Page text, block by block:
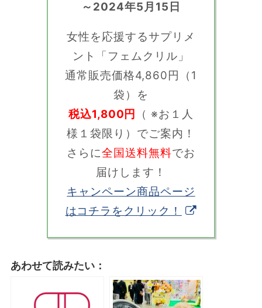
～2024年5月15日
女性を応援するサプリメ
ント「フェムクリル」
通常販売価格4,860円（1
袋）を
税込1,800円
（ ※お１人
様１袋限り）でご案内！
さらに全国送料無料でお
届けします！
キャンペーン商品ページ
はコチラをクリック！
あわせて読みたい：